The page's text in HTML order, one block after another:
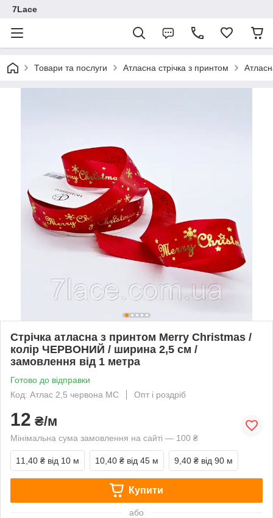
7Lace
Товари та послуги Атласна стрічка з принтом
Стрічка атласна з принтом Merry Christmas /
колір ЧЕРВОНИЙ / ширина 2,5 см /
замовлення від 1 метра
Готово до відправки
Код: Атлас 2,5 червона MC
Опт і роздріб
12 ₴/м
Мінімальна сума замовлення на сайті — 100 ₴
11,40 ₴ від 10 м 10,40 ₴ від 45 м 9,40 ₴ від 90 м
Купити
або